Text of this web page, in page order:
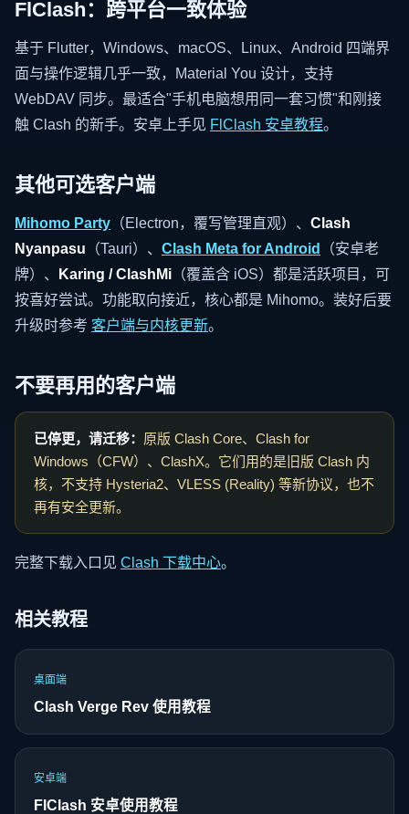
FlClash：跨平台一致体验
基于 Flutter，Windows、macOS、Linux、Android 四端界
面与操作逻辑几乎一致，Material You 设计，支持
WebDAV 同步。最适合"手机电脑想用同一套习惯"和刚接
触 Clash 的新手。安卓上手见 FlClash 安卓教程。
其他可选客户端
Mihomo Party （Electron，覆写管理直观）、 Clash
Nyanpasu （Tauri）、 Clash Meta for Android
（安卓老
牌）、
Karing / ClashMi （覆盖含 iOS）都是活跃项目，可
按喜好尝试。功能取向接近，核心都是 Mihomo。装好后要
升级时参考 客户端与内核更新。
不要再用的客户端
已停更，请迁移： 原版 Clash Core、Clash for
Windows（CFW）、ClashX。它们用的是旧版 Clash 内
核，不支持 Hysteria2、VLESS (Reality) 等新协议，也不
再有安全更新。
完整下载入口见 Clash 下载中心。
相关教程
桌面端
Clash Verge Rev 使用教程
安卓端
FlClash 安卓使用教程